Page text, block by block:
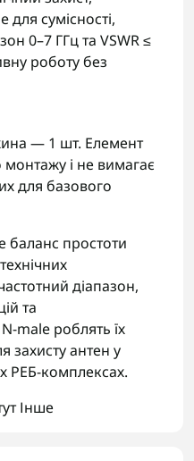
для сумісності,
0–7 ГГц та VSWR ≤
роботу без
— 1 шт. Елемент
і не вимагає
для базового
простоти
діапазон,
та
male роблять їх
антен у
РЕБ-комплексах.
Інше